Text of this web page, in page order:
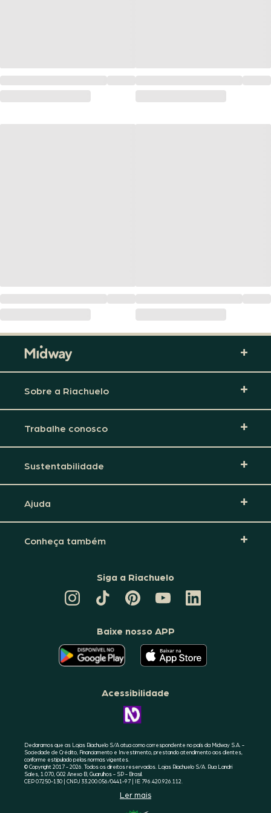
Sobre a Riachuelo
Trabalhe conosco
Sustentabilidade
Ajuda
Conheça também
Siga a Riachuelo
TIKTOK
DA
PINTEREST
DA
CANAL
DA
RIACHUELO
LINKEDIN
DA
Baixe nosso APP
O
APLICATIVO
DA
RIACHUELO
GOOGLE
O
APLICATIVO
DA
RIACHUELO
Acessibilidade
CONHEÇA
A
Declaramos que as Lojas Riachuelo S/A atua como correspondente no país da Midway S.A. -
Sociedade de Crédito, Financiamento e Investimento, prestando atendimento aos clientes,
conforme estipulado pelas normas vigentes.
© Copyright 2017 - 2026. Todos os direitos reservados. Lojas Riachuelo S/A. Rua Landri
Sales, 1.070, G02 Anexo B, Guarulhos - SP - Brasil.
CEP 07250-130 | CNPJ 33.200.056/0441-97 | IE 796.420.926.112.
Ler mais